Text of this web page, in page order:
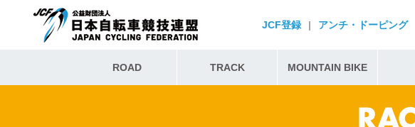
JCF登録 | アンチ・ドーピング
ROAD TRACK MOUNTAIN BIKE